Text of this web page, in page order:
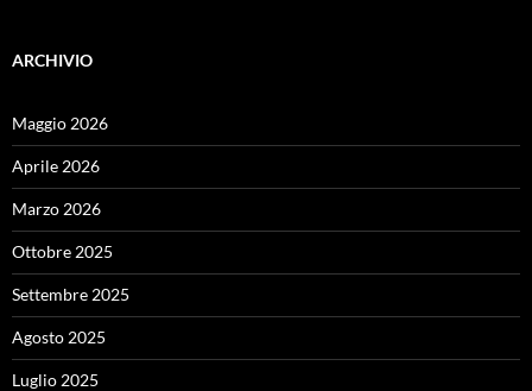
ARCHIVIO
Maggio 2026
Aprile 2026
Marzo 2026
Ottobre 2025
Settembre 2025
Agosto 2025
Luglio 2025